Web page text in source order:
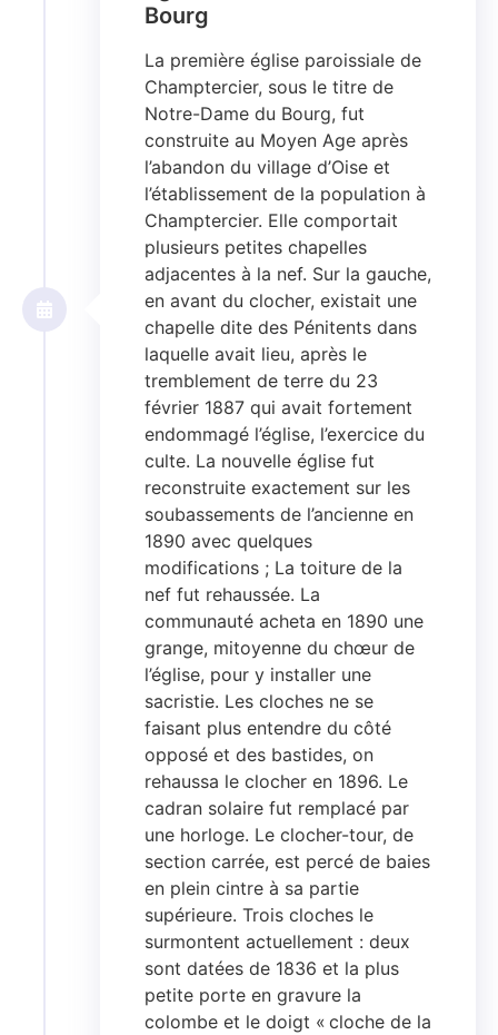
Bourg​
La première église paroissiale de
Champtercier, sous le titre de
Notre-Dame du Bourg, fut
construite au Moyen Age après
l’abandon du village d’Oise et
l’établissement de la population à
Champtercier. Elle comportait
plusieurs petites chapelles
adjacentes à la nef. Sur la gauche,
en avant du clocher, existait une
chapelle dite des Pénitents dans
laquelle avait lieu, après le
tremblement de terre du 23
février 1887 qui avait fortement
endommagé l’église, l’exercice du
culte. La nouvelle église fut
reconstruite exactement sur les
soubassements de l’ancienne en
1890 avec quelques
modifications ; La toiture de la
nef fut rehaussée. La
communauté acheta en 1890 une
grange, mitoyenne du chœur de
l’église, pour y installer une
sacristie. Les cloches ne se
faisant plus entendre du côté
opposé et des bastides, on
rehaussa le clocher en 1896. Le
cadran solaire fut remplacé par
une horloge. Le clocher-tour, de
section carrée, est percé de baies
en plein cintre à sa partie
supérieure. Trois cloches le
surmontent actuellement : deux
sont datées de 1836 et la plus
petite porte en gravure la
colombe et le doigt « cloche de la